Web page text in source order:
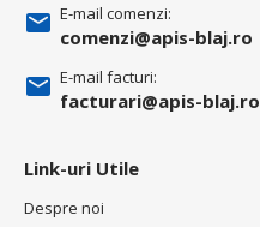
E-mail comenzi:
comenzi@apis-blaj.ro
E-mail facturi:
facturari@apis-blaj.ro
Link-uri Utile
Despre noi